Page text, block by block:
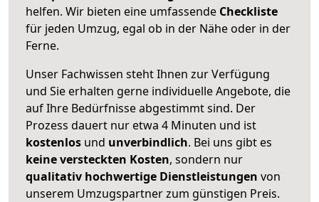
helfen. Wir bieten eine umfassende Checkliste
für jeden Umzug, egal ob in der Nähe oder in der
Ferne.
Unser Fachwissen steht Ihnen zur Verfügung
und Sie erhalten gerne individuelle Angebote, die
auf Ihre Bedürfnisse abgestimmt sind. Der
Prozess dauert nur etwa 4 Minuten und ist
kostenlos und unverbindlich. Bei uns gibt es
keine versteckten Kosten, sondern nur
qualitativ hochwertige Dienstleistungen von
unserem Umzugspartner zum günstigen Preis.